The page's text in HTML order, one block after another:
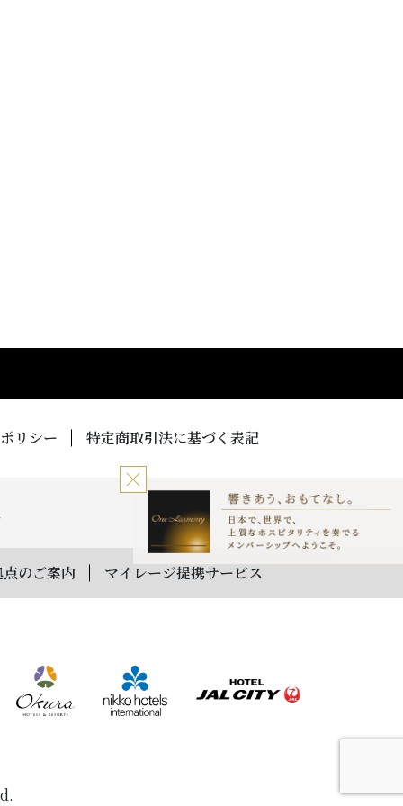
リシー 特定商取引法に基づく表記
のご案内 マイレージ提携サービス